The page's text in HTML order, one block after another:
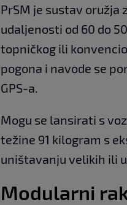
PrSM je sustav
udaljenosti od 60 do
topničkog ili
pogona i navode se
GPS-a.
Mogu se lansirati s
težine 91 kilogram s
uništavanju velikih ili
Modularni